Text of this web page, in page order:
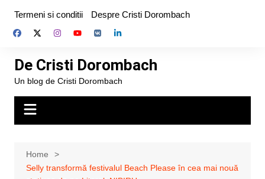
content
Termeni si conditii Despre Cristi Dorombach
De Cristi Dorombach
Un blog de Cristi Dorombach
Home
Selly transformă festivalul Beach Please în cea mai nouă